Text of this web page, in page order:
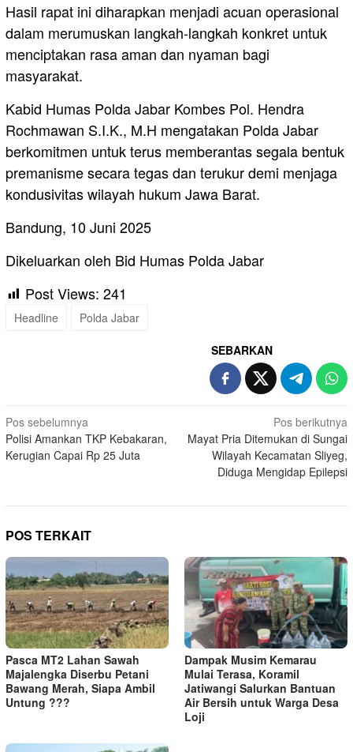
Hasil rapat ini diharapkan menjadi acuan operasional
dalam merumuskan langkah-langkah konkret untuk
menciptakan rasa aman dan nyaman bagi
masyarakat.
Kabid Humas Polda Jabar Kombes Pol. Hendra
Rochmawan S.I.K., M.H mengatakan Polda Jabar
berkomitmen untuk terus memberantas segala bentuk
premanisme secara tegas dan terukur demi menjaga
kondusivitas wilayah hukum Jawa Barat.
Bandung, 10 Juni 2025
Dikeluarkan oleh Bid Humas Polda Jabar
Post Views: 241
Headline Polda Jabar
SEBARKAN
Navigasi
pos
Pos sebelumnya
Polisi Amankan TKP Kebakaran,
Kerugian Capai Rp 25 Juta
Pos berikutnya
Mayat Pria Ditemukan di Sungai
Wilayah Kecamatan Sliyeg,
Diduga Mengidap Epilepsi
POS TERKAIT
Pasca MT2 Lahan Sawah
Majalengka Diserbu Petani
Bawang Merah, Siapa Ambil
Untung ???
Dampak Musim Kemarau
Mulai Terasa, Koramil
Jatiwangi Salurkan Bantuan
Air Bersih untuk Warga Desa
Loji